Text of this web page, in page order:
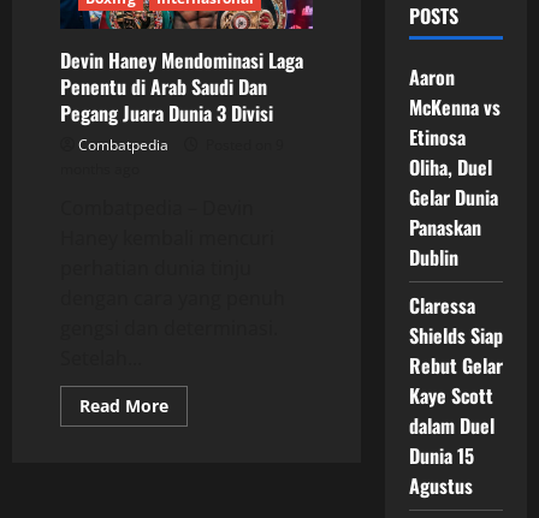
Devin Haney Mendominasi Laga
Penentu di Arab Saudi Dan
Pegang Juara Dunia 3 Divisi
Combatpedia
Read MoreRead
more
POSTS
Aaron
McKenna vs
Etinosa
Oliha, Duel
Gelar Dunia
Panaskan
Dublin
Claressa
Shields Siap
Rebut Gelar
Kaye Scott
dalam Duel
Dunia 15
Agustus